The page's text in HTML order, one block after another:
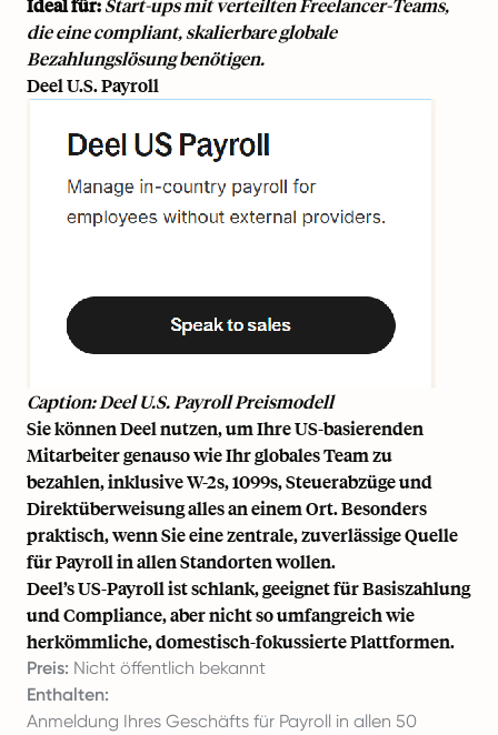
Ideal für:Start-ups mit verteilten Freelancer-Teams,
die eine compliant, skalierbare globale
Bezahlungslösung benötigen.
Deel U.S. Payroll
Caption: Deel U.S. Payroll Preismodell
Sie können Deel nutzen, um Ihre US-basierenden
Mitarbeiter genauso wie Ihr globales Team zu
bezahlen, inklusive W-2s, 1099s, Steuerabzüge und
Direktüberweisung alles an einem Ort. Besonders
praktisch, wenn Sie eine zentrale, zuverlässige Quelle
für Payroll in allen Standorten wollen.
Deel’s US-Payroll ist schlank, geeignet für Basiszahlung
und Compliance, aber nicht so umfangreich wie
herkömmliche, domestisch-fokussierte Plattformen.
Preis: Nicht öffentlich bekannt
Enthalten:
Anmeldung Ihres Geschäfts für Payroll in allen 50